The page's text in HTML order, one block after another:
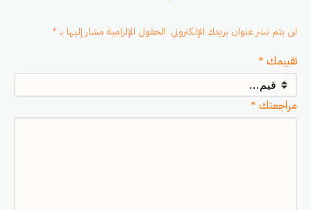
لن يتم نشر عنوان بريدك الإلكتروني. الحقول الإلزامية مشار إليها بـ *
تقييمك *
مراجعتك *